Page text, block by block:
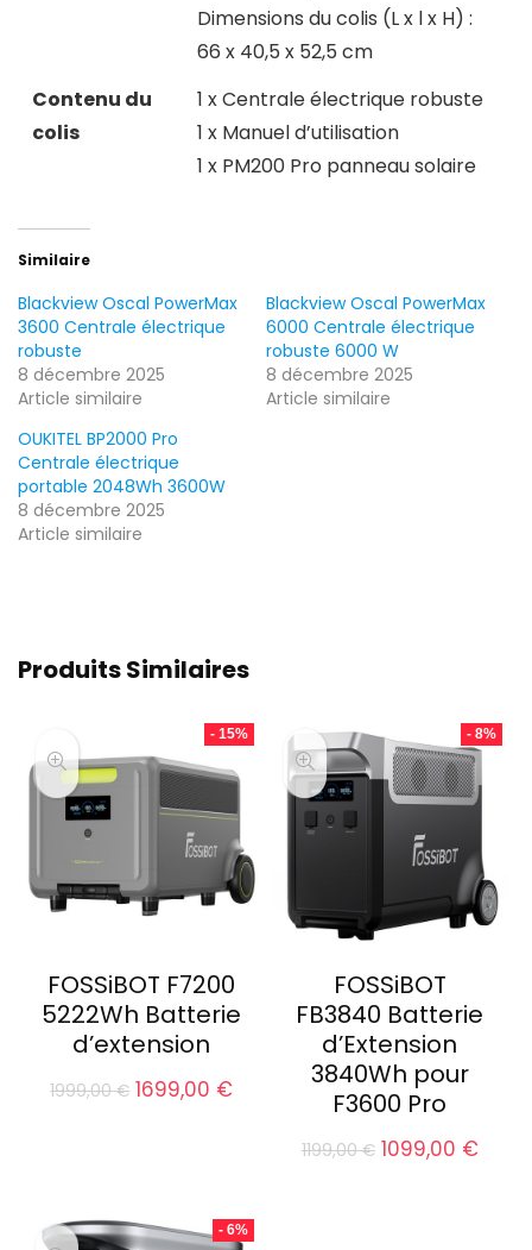
Dimensions du colis (L x l x H) :
66 x 40,5 x 52,5 cm
Contenu du
colis
1 x Centrale électrique robuste
1 x Manuel d’utilisation
1 x PM200 Pro panneau solaire
Similaire
Blackview Oscal PowerMax
3600 Centrale électrique
robuste
8 décembre 2025
Article similaire
Blackview Oscal PowerMax
6000 Centrale électrique
robuste 6000 W
8 décembre 2025
Article similaire
OUKITEL BP2000 Pro
Centrale électrique
portable 2048Wh 3600W
8 décembre 2025
Article similaire
Produits Similaires
- 15%
FOSSiBOT F7200
5222Wh Batterie
d’extension
1999,00€ Le
1699,00 €Le
- 8%
FOSSiBOT
FB3840 Batterie
d’Extension
3840Wh pour
F3600 Pro
1199,00€ Le
1099,00 €Le
- 6%